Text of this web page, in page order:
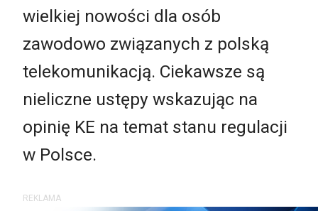
wielkiej nowości dla osób
zawodowo związanych z polską
telekomunikacją. Ciekawsze są
nieliczne ustępy wskazując na
opinię KE na temat stanu regulacji
w Polsce.
REKLAMA